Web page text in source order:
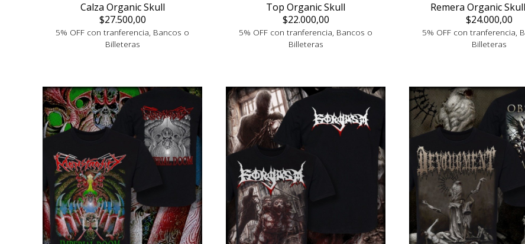
Calza Organic Skull
$27.500,00
5% OFF con tranferencia, Bancos o
Billeteras
Top Organic Skull
$22.000,00
5% OFF con tranferencia, Bancos o
Billeteras
Remera Organic
$24.000,00
5% OFF con tranferencia,
Billeteras